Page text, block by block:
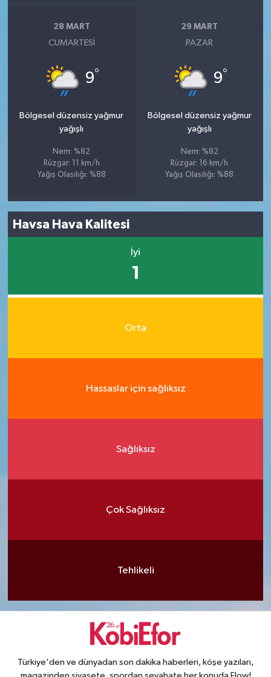
28 MART
CUMARTESI
9°
Bölgesel düzensiz yağmur
yağışlı
Nem: %82
Rüzgar: 11 km/h
Yağış Olasılığı: %88
29 MART
PAZAR
9°
Bölgesel düzensiz yağmur
yağışlı
Nem: %82
Rüzgar: 16 km/h
Yağış Olasılığı: %88
Havsa Hava Kalitesi
İyi
1
Orta
Hassaslar için sağlıksız
Sağlıksız
Çok Sağlıksız
Tehlikeli
Türkiye'den ve dünyadan son dakika haberleri, köşe yazıları,